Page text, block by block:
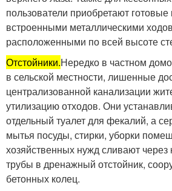
пользователи приобретают готовые
встроенными металлическими
расположенными по всей высоте
Отстойники.Нередко в частном
в сельской местности, лишенные
централизованной канализации
утилизацию отходов. Они
отдельный туалет для фекалий, а
мытья посуды, стирки, уборки
хозяйственных нужд сливают
трубы в дренажный отстойник,
бетонных колец.